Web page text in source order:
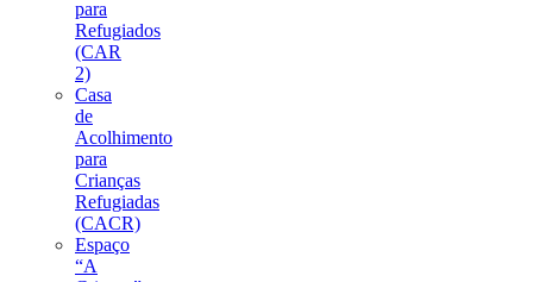
para
Refugiados
(CAR
2)
Casa
de
Acolhimento
para
Crianças
Refugiadas
(CACR)
Espaço
“A